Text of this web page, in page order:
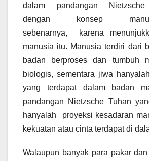
dalam pandangan Nietzsche
dengan konsep
sebenarnya, karena
manusia itu. Manusia terdiri dari
badan berproses dan tumbuh
biologis, sementara jiwa
yang terdapat dalam badan
pandangan Nietzsche Tuhan
hanyalah proyeksi kesadaran
kekuatan atau cinta terdapat di
Walaupun banyak para pakar